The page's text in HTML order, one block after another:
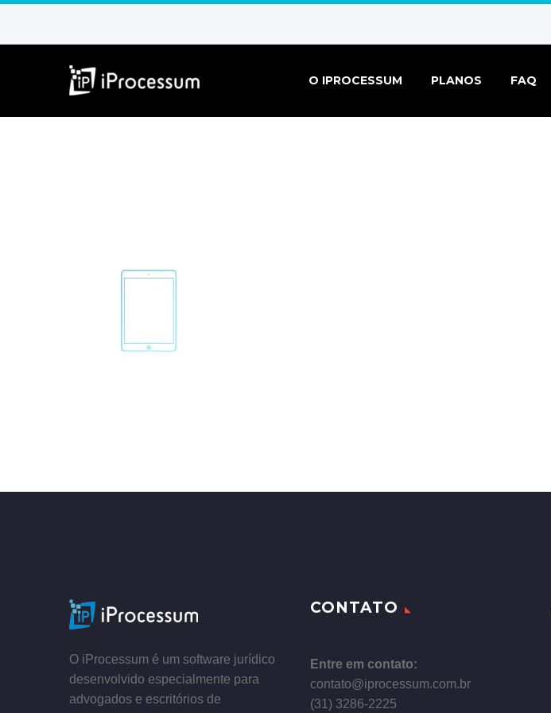
O IPROCESSUM PLANOS FAQ
O iProcessum é um software jurídico
desenvolvido especialmente para
advogados e escritórios de
CONTATO
Entre em contato:
contato@iprocessum.com.br
(31) 3286-2225